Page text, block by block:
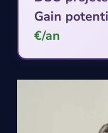
Gain
€/an